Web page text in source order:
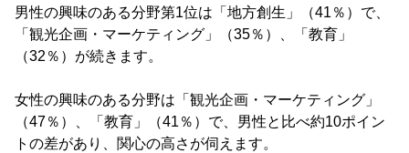
男性の興味のある分野第1位は「地方創生」（41％）で、
「観光企画・マーケティング」（35％）、「教育」
（32％）が続きます。
女性の興味のある分野は「観光企画・マーケティング」
（47％）、「教育」（41％）で、男性と比べ約10ポイン
トの差があり、関心の高さが伺えます。